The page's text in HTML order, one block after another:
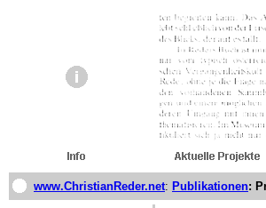
www.ChristianReder.net: Publikationen: